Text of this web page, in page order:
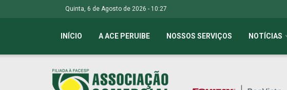
Quinta, 6 de Agosto de 2026 - 10:27
INÍCIO A ACE PERUIBE NOSSOS SERVIÇOS NOTÍCIAS